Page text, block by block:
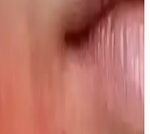
sunuyor. Kullanıcı deneyimleri
ve Akrilik Modellerle